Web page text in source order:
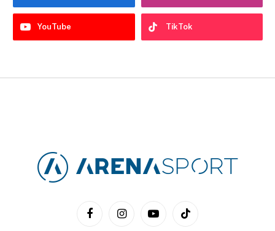
YouTube TikTok
FacebookInstagramYouTubeTikTok